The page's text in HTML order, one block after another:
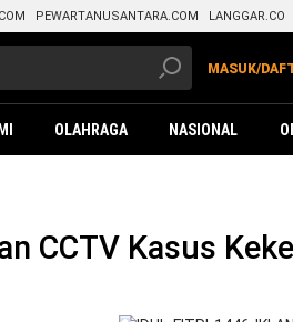
PEWARTANUSANTARA.COM LANGGAR.CO
MASUK/
OLAHRAGA NASIONAL
CCTV Kasus